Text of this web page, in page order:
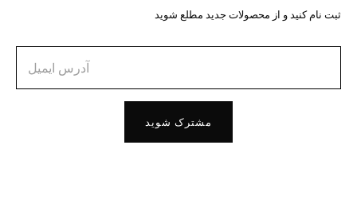
ثبت نام کنید و از محصولات جدید مطلع شوید
مشترک شوید